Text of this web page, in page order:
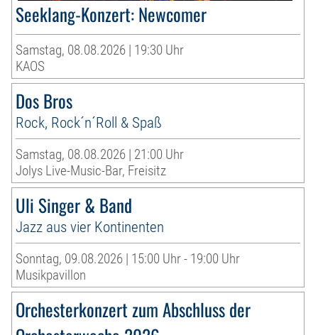
Seeklang-Konzert: Newcomer
Samstag, 08.08.2026 | 19:30 Uhr
KAOS
Dos Bros
Rock, Rock´n´Roll & Spaß
Samstag, 08.08.2026 | 21:00 Uhr
Jolys Live-Music-Bar, Freisitz
Uli Singer & Band
Jazz aus vier Kontinenten
Sonntag, 09.08.2026 | 15:00 Uhr - 19:00 Uhr
Musikpavillon
Orchesterkonzert zum Abschluss der